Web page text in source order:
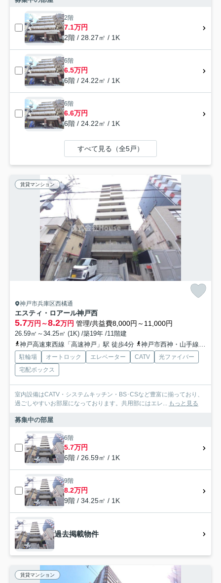
2階
7.1万円
2階 / 28.27㎡ / 1K
6階
6.5万円
6階 / 24.22㎡ / 1K
6階
6.6万円
6階 / 24.22㎡ / 1K
すべて見る（全5戸）
賃貸マンション
神戸市兵庫区西橘通
エスティ・ロアール神戸西
5.7万円～8.2万円 管理/共益費8,000円～11,000円
26.59㎡～34.25㎡ (1K) /築19年 /11階建
神戸高速東西線「高速神戸」駅 徒歩4分
神戸市西神・山手線「湊川公園」駅 徒歩6分
駐輪場 オートロック エレベーター CATV
光ファイバー
宅配ボックス
室内設備はCATV・システムキッチン・BS･CSなど豊富に揃っており、
過ごしやすいお部屋になっております。共用部にはエレ...
もっと見る
募集中の部屋
6階
5.7万円
6階 / 26.59㎡ / 1K
9階
8.2万円
9階 / 34.25㎡ / 1K
過去掲載物件
賃貸マンション